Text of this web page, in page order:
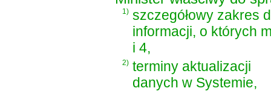
1) szczegółowy zakres
informacji, o których
i 4,
2) terminy aktualizacji
danych w Systemie,